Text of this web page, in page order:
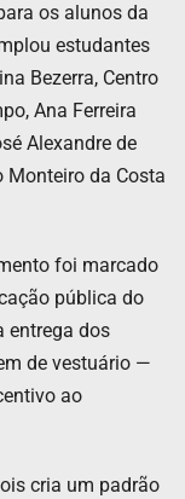
os alunos da
estudantes
Bezerra, Centro
Ana Ferreira
Alexandre de
Monteiro da Costa
foi marcado
pública do
entrega dos
de vestuário —
ao
cria um padrão